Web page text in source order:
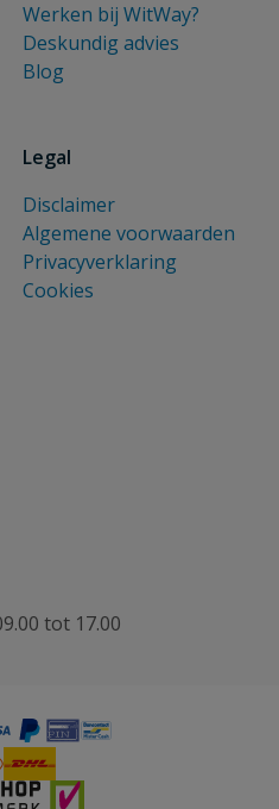
Werken bij WitWay?
Deskundig advies
Blog
Legal
Disclaimer
Algemene voorwaarden
Privacyverklaring
Cookies
tot 17.00